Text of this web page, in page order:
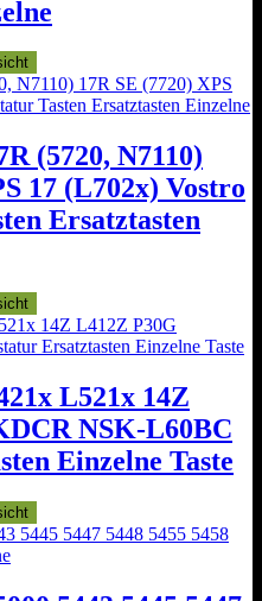
(5720, N7110)
17 (L702x) Vostro
Ersatztasten
L521x 14Z
NSK-L60BC
Einzelne Taste